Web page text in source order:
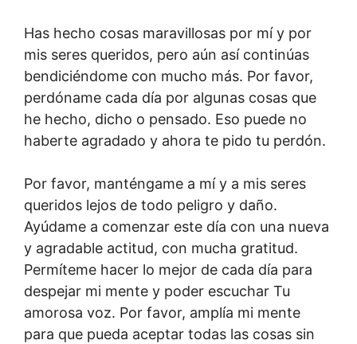
Has hecho cosas maravillosas por mí y por
mis seres queridos, pero aún así continúas
bendiciéndome con mucho más. Por favor,
perdóname cada día por algunas cosas que
he hecho, dicho o pensado. Eso puede no
haberte agradado y ahora te pido tu perdón.
Por favor, manténgame a mí y a mis seres
queridos lejos de todo peligro y daño.
Ayúdame a comenzar este día con una nueva
y agradable actitud, con mucha gratitud.
Permíteme hacer lo mejor de cada día para
despejar mi mente y poder escuchar Tu
amorosa voz. Por favor, amplía mi mente
para que pueda aceptar todas las cosas sin